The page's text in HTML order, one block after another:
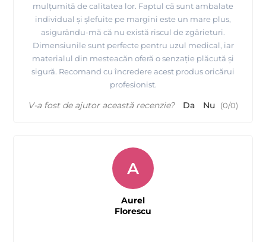
mulțumită de calitatea lor. Faptul că sunt ambalate
individual și șlefuite pe margini este un mare plus,
asigurându-mă că nu există riscul de zgârieturi.
Dimensiunile sunt perfecte pentru uzul medical, iar
materialul din mesteacăn oferă o senzație plăcută și
sigură. Recomand cu încredere acest produs oricărui
profesionist.
V-a fost de ajutor această recenzie? Da Nu (0/0)
A
Aurel
Florescu